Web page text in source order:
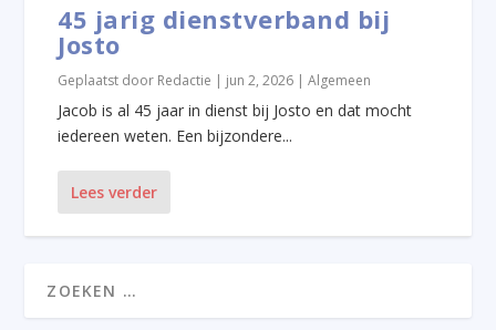
45 jarig dienstverband bij
Josto
Geplaatst door Redactie | jun 2, 2026 |Algemeen
Jacob is al 45 jaar in dienst bij Josto en dat mocht
iedereen weten. Een bijzondere...
Lees verder